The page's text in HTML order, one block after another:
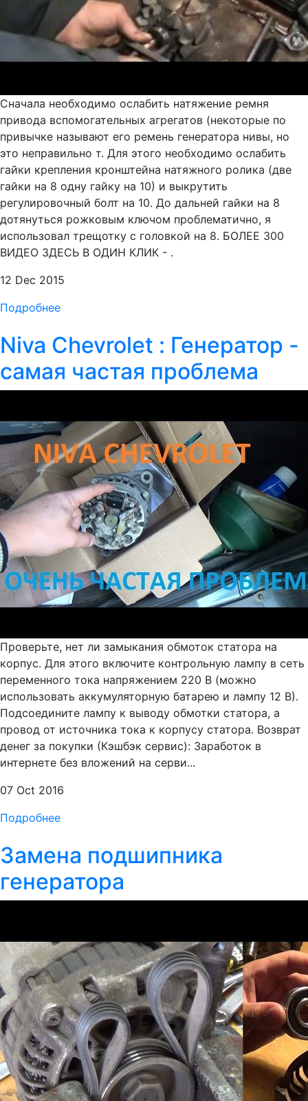
Сначала необходимо ослабить натяжение ремня
привода вспомогательных агрегатов (некоторые по
привычке называют его ремень генератора нивы, но
это неправильно т. Для этого необходимо ослабить
гайки крепления кронштейна натяжного ролика (две
гайки на 8 одну гайку на 10) и выкрутить
регулировочный болт на 10. До дальней гайки на 8
дотянуться рожковым ключом проблематично, я
использовал трещотку с головкой на 8. БОЛЕЕ 300
ВИДЕО ЗДЕСЬ В ОДИН КЛИК - .
12 Dec 2015
Подробнее
Niva Chevrolet : Генератор -
самая частая проблема
Проверьте, нет ли замыкания обмоток статора на
корпус. Для этого включите контрольную лампу в сеть
переменного тока напряжением 220 В (можно
использовать аккумуляторную батарею и лампу 12 В).
Подсоедините лампу к выводу обмотки статора, а
провод от источника тока к корпусу статора. Возврат
денег за покупки (Кэшбэк сервис): Заработок в
интернете без вложений на серви...
07 Oct 2016
Подробнее
Замена подшипника
генератора